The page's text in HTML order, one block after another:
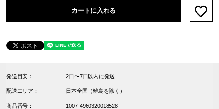
カートに入れる
発送目安： 2日〜7日以内に発送
配送エリア： 日本全国（離島を除く）
商品番号： 1007-4960320018528